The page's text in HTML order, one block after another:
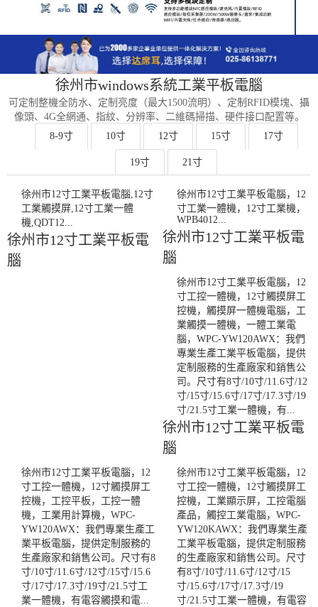
徐州市windows系統工業平板電腦
可定制整機全防水、定制亮度（最大1500流明）、定制RFID模塊、攝
像頭、4G全網通、指紋、分辨率、二維碼掃描、硬件接口配置等。
8-9寸
10寸 12寸 15寸 17寸
19寸 21寸
徐州市12寸工業平板電腦,12寸
工業觸摸屏,12寸工業一體
機,QDT12...
徐州市12寸工業平板電
腦
徐州市12寸工業平板電腦，12
寸工業一體機，12寸工業機，
WPB4012...
徐州市12寸工業平板電
腦
徐州市12寸工業平板電腦，12
寸工控一體機，12寸觸摸屏工
控機，觸摸屏一體機電腦，工
業觸摸一體機，一體工業電
腦，WPC-YW120AWX：我們
專業生產工業平板電腦，提供
定制服務的生產廠家和銷售公
司。尺寸有8寸/10寸/11.6寸/12
寸/15寸/15.6寸/17寸/17.3寸/19
寸/21.5寸工業一體機，有...
徐州市12寸工業平板電
腦
徐州市12寸工業平板電腦，12
寸工控一體機，12寸觸摸屏工
控機，工控平板，工控一體
機，工業用計算機，WPC-
YW120AWX：我們專業生產工
業平板電腦，提供定制服務的
生產廠家和銷售公司。尺寸有8
寸/10寸/11.6寸/12寸/15寸/15.6
寸/17寸/17.3寸/19寸/21.5寸工
業一體機，有電容觸摸和電...
徐州市12寸工業平板電腦，12
寸工控一體機，12寸觸摸屏工
控機，工業顯示屏，工控電腦
產品，觸控工業電腦，WPC-
YW120KAWX：我們專業生產
工業平板電腦，提供定制服務
的生產廠家和銷售公司。尺寸
有8寸/10寸/11.6寸/12寸/15
寸/15.6寸/17寸/17.3寸/19
寸/21.5寸工業一體機，有電容